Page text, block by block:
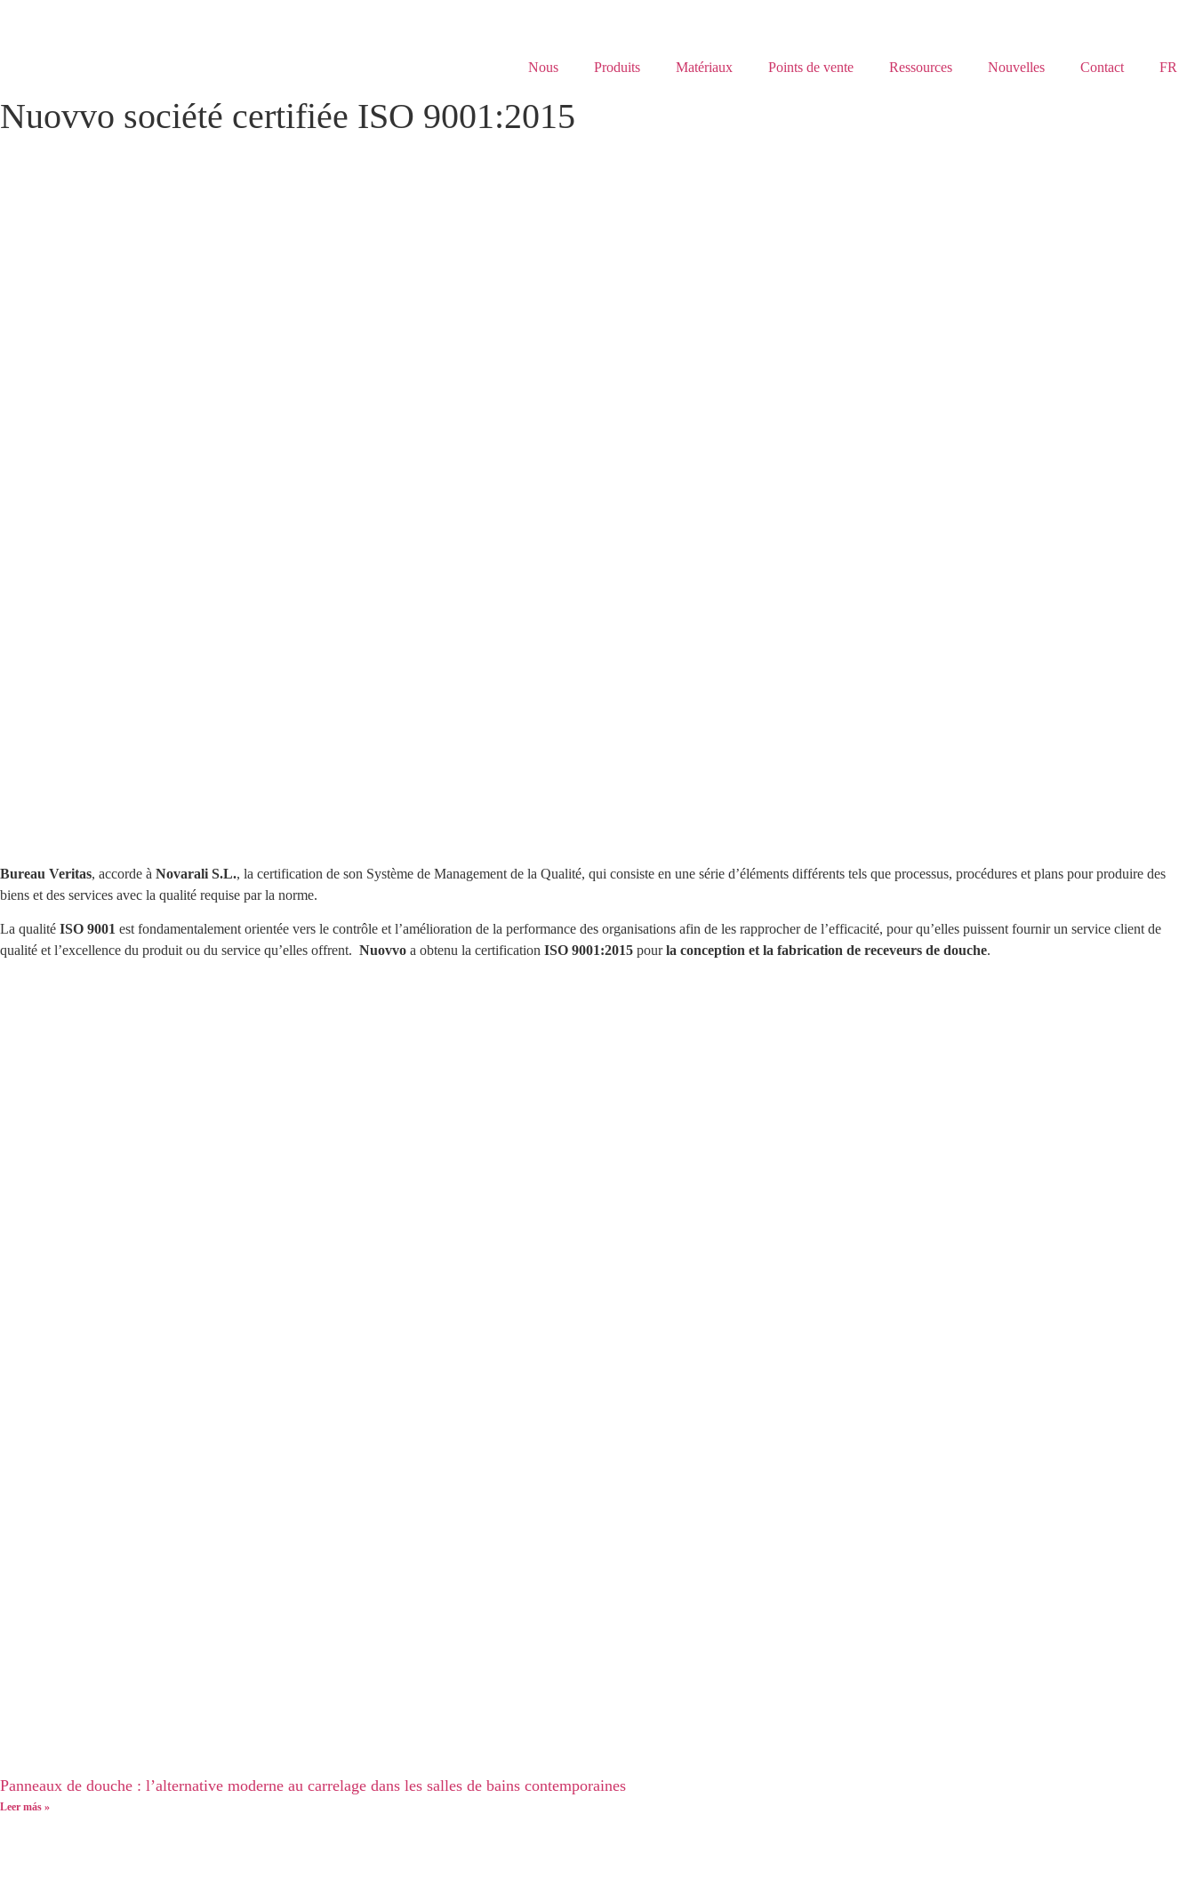
Nous
Produits Matériaux Points de vente Ressources Nouvelles Contact FR
Nuovvo société certifiée ISO 9001:2015
Bureau Veritas, accorde à Novarali S.L., la certification de son Système de Management de la Qualité, qui consiste en une série d’éléments différents tels que processus, procédures et plans pour produire des
biens et des services avec la qualité requise par la norme.
La qualité ISO 9001 est fondamentalement orientée vers le contrôle et l’amélioration de la performance des organisations afin de les rapprocher de l’efficacité, pour qu’elles puissent fournir un service client de
qualité et l’excellence du produit ou du service qu’elles offrent. Nuovvo a obtenu la certification ISO 9001:2015 pourla conception et la fabrication de receveurs de douche.
Panneaux de douche : l’alternative moderne au carrelage dans les salles de bains contemporaines
Leer más »